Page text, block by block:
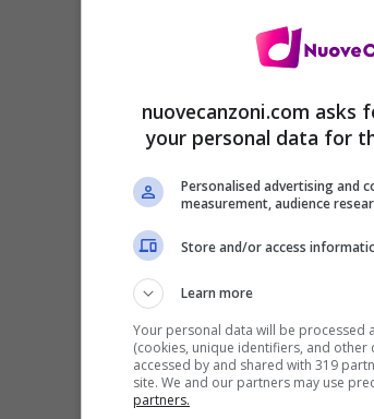
nuovecanzoni.com asks
your personal data for
Personalised advertising and
measurement, audience
Store and/or access
Learn more
Your personal data will be processed
(cookies, unique identifiers, and other
accessed by and shared with 319
site. We and our partners may use
partners.